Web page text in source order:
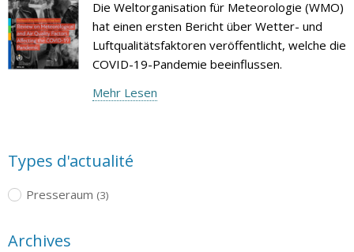
Die Weltorganisation für Meteorologie (WMO)
hat einen ersten Bericht über Wetter- und
Luftqualitätsfaktoren veröffentlicht, welche die
COVID-19-Pandemie beeinflussen.
Mehr Lesen
Types d'actualité
Presseraum (3)
Archives